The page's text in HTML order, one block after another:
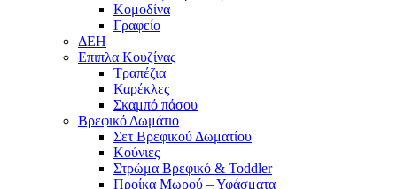
Κομοδίνα
Γραφείο
ΔΕΗ
Επιπλα Κουζίνας
Τραπέζια
Καρέκλες
Σκαμπό πάσου
Βρεφικό Δωμάτιο
Σετ Βρεφικού Δωματίου
Κούνιες
Στρώμα Βρεφικό & Toddler
Προίκα Μωρού – Υφάσματα